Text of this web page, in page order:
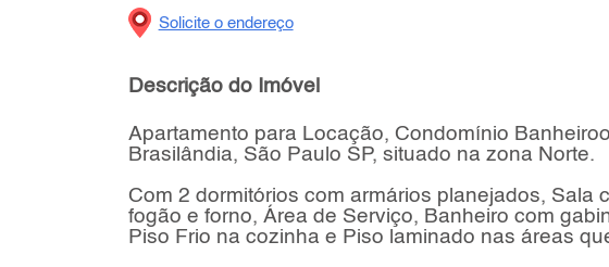
Solicite o endereço
Descrição do Imóvel
Apartamento para Locação, Condomínio
Brasilândia, São Paulo SP, situado na zona Norte.
Com 2 dormitórios com armários planejados, Sala
fogão e forno, Área de Serviço, Banheiro com
Piso Frio na cozinha e Piso laminado nas áreas